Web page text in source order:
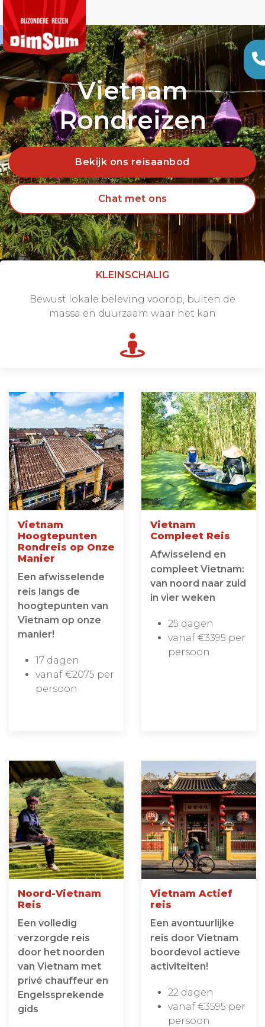
Vietnam
Rondreizen
Bekijk ons reisaanbod
Chat met ons
KLEINSCHALIG
Bewust lokale beleving voorop, buiten de
massa en duurzaam waar het kan
Vietnam
Hoogtepunten
Rondreis op Onze
Manier
Een afwisselende
reis langs de
hoogtepunten van
Vietnam op onze
manier!
17 dagen
vanaf €2075 per
persoon
Vietnam
Compleet Reis
Afwisselend en
compleet Vietnam:
van noord naar zuid
in vier weken
25 dagen
vanaf €3395 per
persoon
Noord-Vietnam
Reis
Een volledig
verzorgde reis
door het noorden
van Vietnam met
privé chauffeur en
Engelssprekende
gids
Vietnam Actief
reis
Een avontuurlijke
reis door Vietnam
boordevol actieve
activiteiten!
22 dagen
vanaf €3595 per
persoon